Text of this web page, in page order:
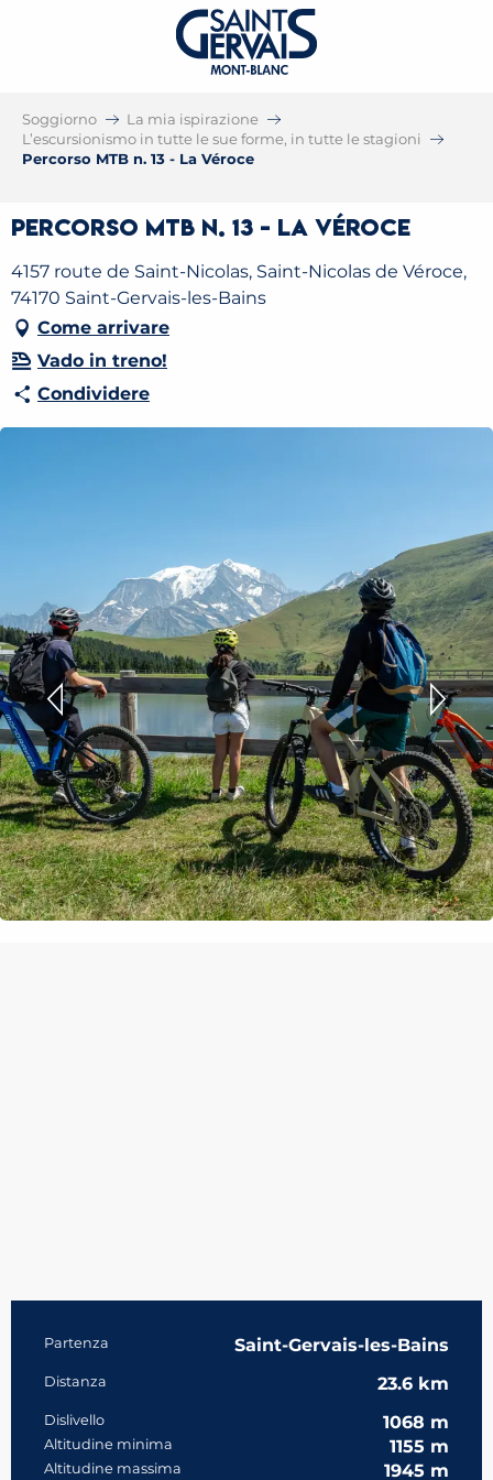
Soggiorno
La mia ispirazione
L’escursionismo in tutte le sue forme, in tutte le stagioni
Percorso MTB n. 13 - La Véroce
Percorso MTB n. 13 - La Véroce
4157 route de Saint-Nicolas, Saint-Nicolas de Véroce,
74170 Saint-Gervais-les-Bains
Come arrivare
Vado in treno!
Condividere
Informazioni pratiche
Partenza Saint-Gervais-les-Bains
Distanza 23.6 km
Dislivello 1068 m
Altitudine minima 1155 m
Altitudine massima 1945 m